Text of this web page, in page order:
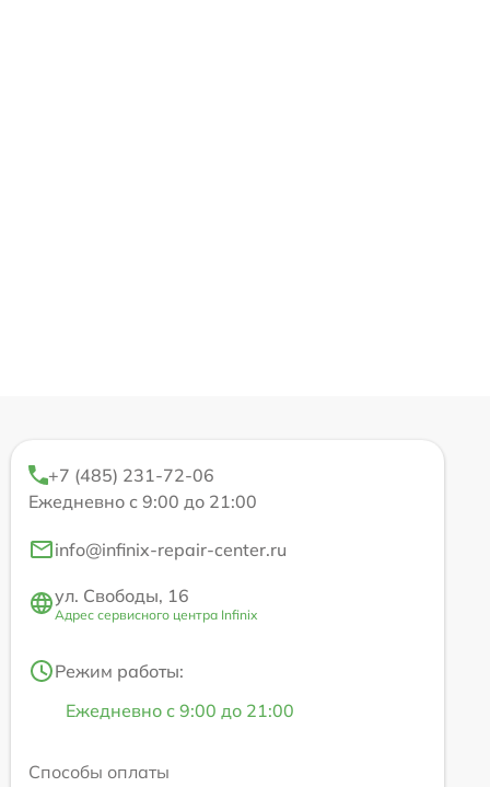
+7 (485) 231-72-06
Ежедневно с 9:00 до 21:00
info@infinix-repair-center.ru
ул. Свободы, 16
Адрес сервисного центра Infinix
Режим работы:
Ежедневно с 9:00 до 21:00
Способы оплаты